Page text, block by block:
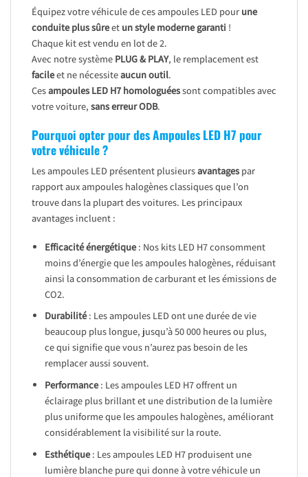
Équipez votre véhicule de ces ampoules LED pour une
conduite plus sûreet un style moderne garanti !
Chaque kit est vendu en lot de 2.
Avec notre système PLUG & PLAY, le remplacement est
facileet ne nécessiteaucun outil.
Cesampoules LED H7 homologuéessont compatibles avec
votre voiture, sans erreur ODB.
Pourquoi opter pour des Ampoules LED H7 pour
votre véhicule ?
Les ampoules LED présentent plusieursavantagespar
rapport aux ampoules halogènes classiques que l’on
trouve dans la plupart des voitures. Les principaux
avantages incluent :
Efficacité énergétique: Nos kits LED H7 consomment
moins d’énergie que les ampoules halogènes, réduisant
ainsi la consommation de carburant et les émissions de
CO2.
Durabilité: Les ampoules LED ont une durée de vie
beaucoup plus longue, jusqu’à 50 000 heures ou plus,
ce qui signifie que vous n’aurez pas besoin de les
remplacer aussi souvent.
Performance: Les ampoules LED H7 offrent un
éclairage plus brillant et une distribution de la lumière
plus uniforme que les ampoules halogènes, améliorant
considérablement la visibilité sur la route.
Esthétique: Les ampoules LED H7 produisent une
lumière blanche pure qui donne à votre véhicule un